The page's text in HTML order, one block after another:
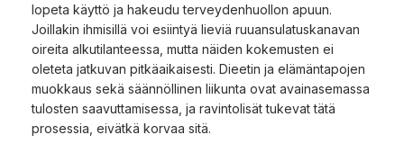
lopeta käyttö ja hakeudu terveydenhuollon apuun.
Joillakin ihmisillä voi esiintyä lieviä ruuansulatuskanavan
oireita alkutilanteessa, mutta näiden kokemusten ei
oleteta jatkuvan pitkäaikaisesti. Dieetin ja elämäntapojen
muokkaus sekä säännöllinen liikunta ovat avainasemassa
tulosten saavuttamisessa, ja ravintolisät tukevat tätä
prosessia, eivätkä korvaa sitä.